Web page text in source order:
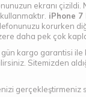
ekranı çizildi.
iPhone 7
korurken
daha pek çok
kargo garantisi ile
Sitemizden
gerçekleştirmeniz